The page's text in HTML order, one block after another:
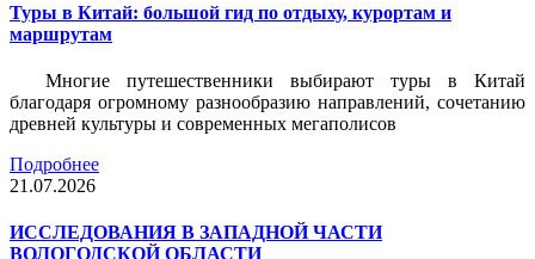
Туры в Китай: большой гид по отдыху, курортам и
маршрутам
Многие путешественники выбирают туры в Китай
благодаря огромному разнообразию направлений, сочетанию
древней культуры и современных мегаполисов
Подробнее
21.07.2026
ИССЛЕДОВАНИЯ В ЗАПАДНОЙ ЧАСТИ
ВОЛОГОДСКОЙ ОБЛАСТИ